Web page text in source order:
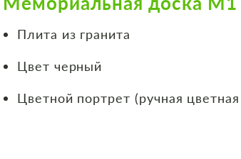
Плита из гранита
Цвет черный
Цветной портрет (ручная